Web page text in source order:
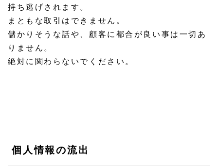
持ち逃げされます。
まともな取引はできません。
儲かりそうな話や、顧客に都合が良い事は一切あ
りません。
絶対に関わらないでください。
個人情報の流出